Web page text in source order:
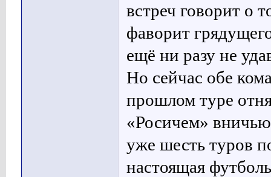
встреч говорит о
фаворит
ещё ни разу не
Но сейчас обе
прошлом туре
«Росичем»
уже шесть туров
настоящая